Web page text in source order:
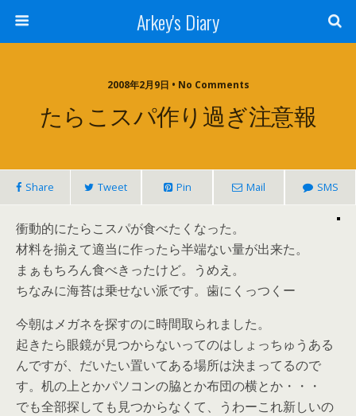
Arkey's Diary
2008年2月9日 • No Comments
たらこスパ作り過ぎ注意報
Share Tweet Pin Mail SMS
衝動的にたらこスパが食べたくなった。
材料を揃えて適当に作ったら半端ない量が出来た。
まぁもちろん食べきったけど。うめえ。
ちなみに海苔は乗せない派です。歯にくっつくー
今朝はメガネを探すのに時間取られました。
起きたら眼鏡が見つからないってのはしょっちゅうある
んですが、だいたい置いてある場所は決まってるので
す。机の上とかパソコンの脇とか布団の横とか・・・
でも全部探しても見つからなくて、うわーこれ新しいの